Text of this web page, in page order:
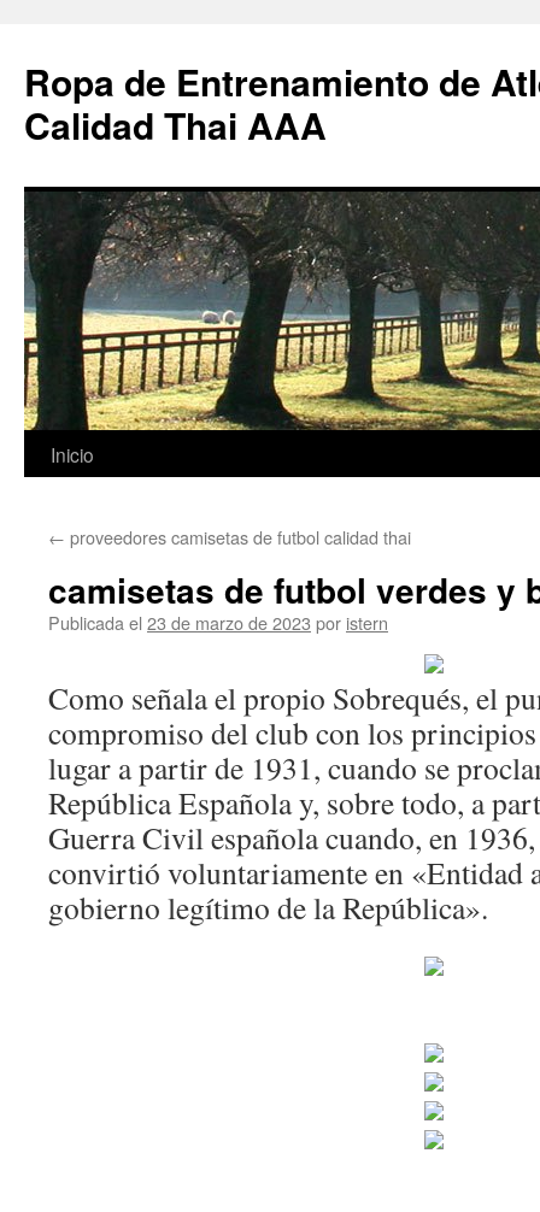
Ropa de Entrenamiento de
Calidad Thai AAA
Saltar
contenido
Inicio
← proveedores camisetas de futbol calidad thai
camisetas de futbol verdes y
Publicada el 23 de marzo de 2023 por istern
Como señala el propio Sobrequés, el
compromiso del club con los
lugar a partir de 1931, cuando se
República Española y, sobre todo, a
Guerra Civil española cuando, en
convirtió voluntariamente en «Entidad
gobierno legítimo de la República».